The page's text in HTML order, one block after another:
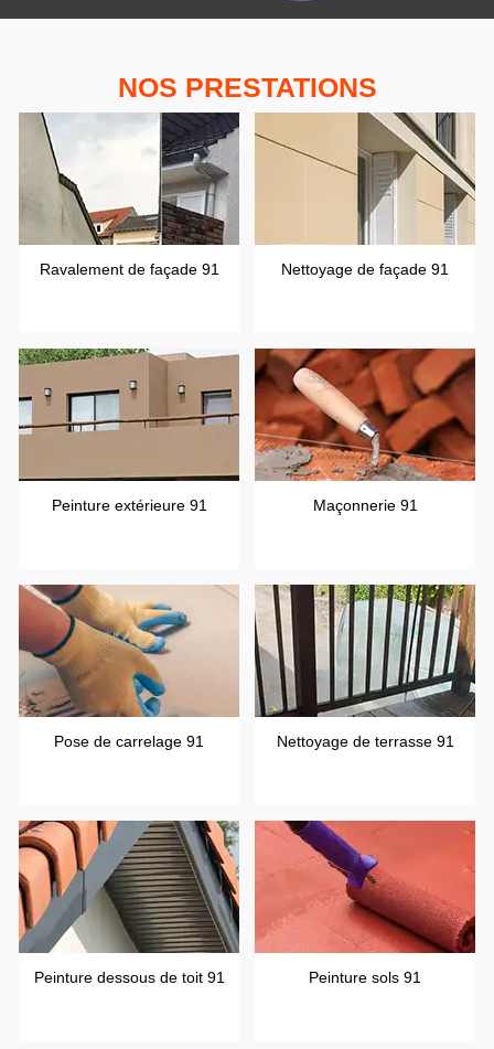
NOS PRESTATIONS
Ravalement de façade 91 Nettoyage de façade 91
Peinture extérieure 91 Maçonnerie 91
Pose de carrelage 91 Nettoyage de terrasse 91
Peinture dessous de toit 91 Peinture sols 91